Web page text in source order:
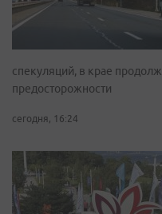
спекуляций, в крае
предосторожности
сегодня, 16:24